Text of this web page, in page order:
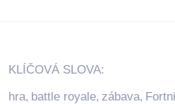
KLÍČOVÁ SLOVA:
hra, battle royale, zábava,